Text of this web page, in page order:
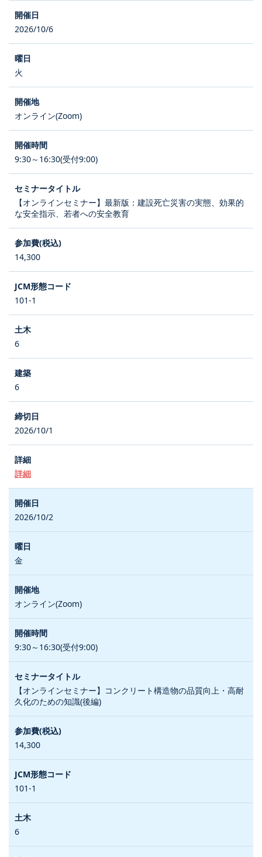
2026/10/6
火
オンライン(Zoom)
9:30～16:30(受付9:00)
【オンラインセミナー】最新版：建設死亡災害の実態、効果的
な安全指示、若者への安全教育
14,300
101-1
6
6
2026/10/1
詳細
2026/10/2
金
オンライン(Zoom)
9:30～16:30(受付9:00)
【オンラインセミナー】コンクリート構造物の品質向上・高耐
久化のための知識(後編)
14,300
101-1
6